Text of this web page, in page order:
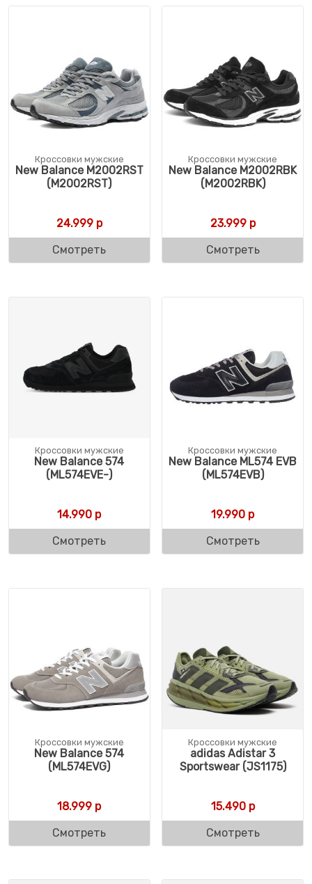
Кроссовки мужские
New Balance M2002RST
(M2002RST)
24.999р
Смотреть
Кроссовки мужские
New Balance M2002RBK
(M2002RBK)
23.999р
Смотреть
Кроссовки мужские
New Balance 574
(ML574EVE-)
14.990 р
Смотреть
Кроссовки мужские
New Balance ML574 EVB
(ML574EVB)
19.990 р
Смотреть
Кроссовки мужские
New Balance 574
(ML574EVG)
18.999 р
Смотреть
Кроссовки мужские
adidas Adistar 3
Sportswear (JS1175)
15.490р
Смотреть